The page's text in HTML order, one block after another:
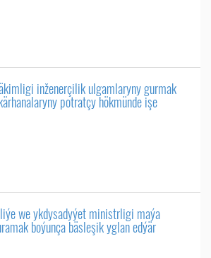
inženerçilik ulgamlaryny gurmak
potratçy hökmünde işe
we ykdysadyýet ministrligi maýa
boýunça bäsleşik yglan edýär